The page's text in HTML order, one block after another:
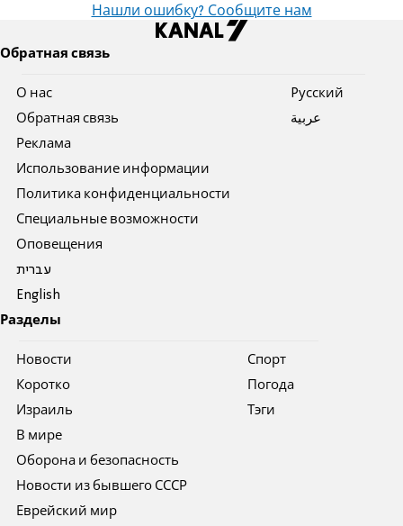
Нашли ошибку? Сообщите нам
Обратная связь
О нас
Обратная связь
Реклама
Использование информации
Политика конфиденциальности
Специальные возможности
Оповещения
עברית
English
Pусский
عربية
Разделы
Новости
Коротко
Израиль
В мире
Оборона и безопасность
Новости из бывшего СССР
Еврейский мир
Спорт
Погода
Тэги